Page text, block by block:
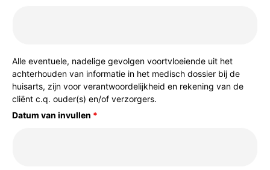
Alle eventuele, nadelige gevolgen voortvloeiende uit het
achterhouden van informatie in het medisch dossier bij de
huisarts, zijn voor verantwoordelijkheid en rekening van de
cliënt c.q. ouder(s) en/of verzorgers.
Datum van invullen *